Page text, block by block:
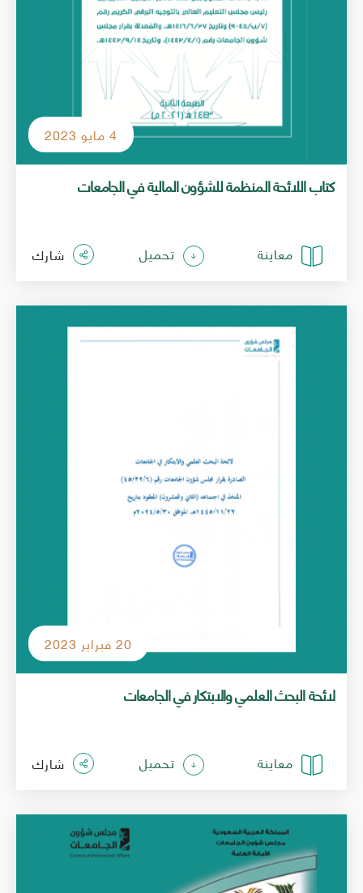
كتاب اللائحة المنظمة للشؤون المالية في الجامعات
4 مايو 2023
معاينة تحميل شارك
لائحة البحث العلمي والابتكار في الجامعات
20 فبراير 2023
معاينة تحميل شارك